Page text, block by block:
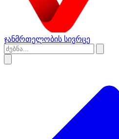
ჯანმრთელობის სივრცე